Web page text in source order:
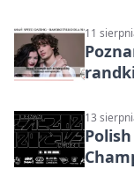
11
randki
13